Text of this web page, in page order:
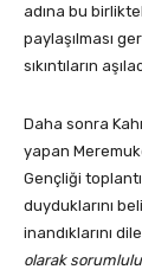
adına bu
paylaşılması
sıkıntıların
Daha sonra
yapan
Gençliği
duyduklarını
inandıklarını
olarak